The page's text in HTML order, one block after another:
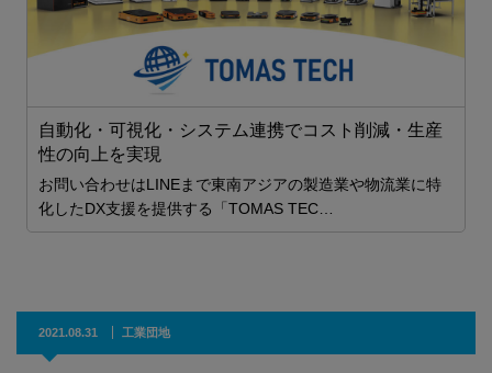
化・システム連携でコスト削減・生産
LINEまで東南アジアの製造業や物流業に特
を提供する「TOMAS TEC…
ヘアサロンアン
「髪質改善スト
構える『
2021.08.31 工業団地